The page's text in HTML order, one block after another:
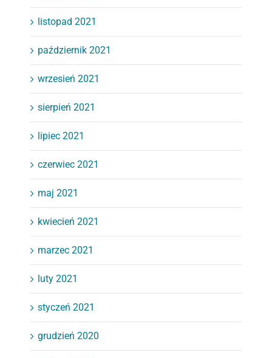
listopad 2021
październik 2021
wrzesień 2021
sierpień 2021
lipiec 2021
czerwiec 2021
maj 2021
kwiecień 2021
marzec 2021
luty 2021
styczeń 2021
grudzień 2020